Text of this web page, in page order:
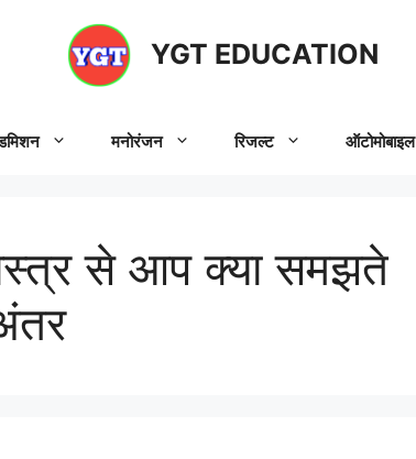
YGT EDUCATION
मनोरंजन रिजल्ट ऑटोमोबाइल
से आप क्या समझते